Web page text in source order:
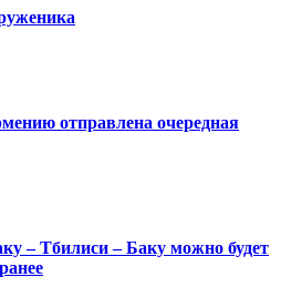
отправлена очередная
– Тбилиси – Баку можно будет